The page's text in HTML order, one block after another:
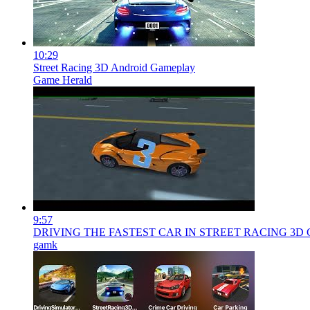
10:29
Street Racing 3D Android Gameplay
Game Herald
9:57
DRIVING THE FASTEST CAR IN STREET RACING 3D
gamk